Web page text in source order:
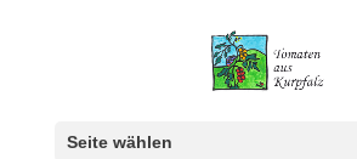
Seite wählen